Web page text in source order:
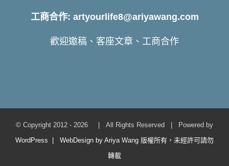
工商合作: artyourlife8@ariyawang.com
歡迎邀稿、客座文章、工商合作
© Copyright 2012 - 2026 | All Rights Reserved | Powered by
WordPress | WebDesign by Ariya Wang 版權所有，未經許可請勿
轉載